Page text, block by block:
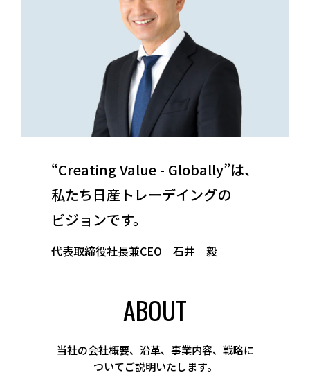
“Creating Value - Globally”は、
私たち日産トレーデイングの
ビジョンです。
代表取締役社長兼CEO 石井 毅
ABOUT
当社の会社概要、沿革、事業内容、戦略に
ついてご説明いたします。